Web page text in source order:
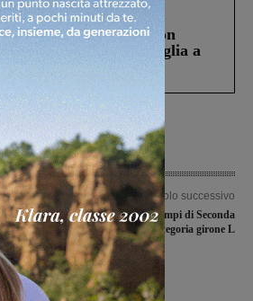
struttura di Castiglion
che aveva ucciso la figlia a
la
Articolo successivo
I risultati dai campi di Seconda
categoria girone L